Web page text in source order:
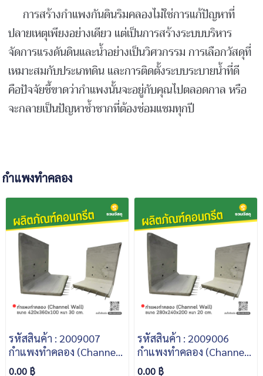
การสร้างกำแพงกันดินริมคลองไม่ใช่การแก้ปัญหาที่
ปลายเหตุเพียงอย่างเดียว แต่เป็นการสร้างระบบบริหาร
จัดการแรงดันดินและน้ำอย่างเป็นวิศวกรรม การเลือกวัสดุที่
เหมาะสมกับประเภทดิน และการติดตั้งระบบระบายน้ำที่ดี
คือปัจจัยชี้ขาดว่ากำแพงนั้นจะอยู่กับคุณไปตลอดกาล หรือ
จะกลายเป็นปัญหาซ้ำซากที่ต้องซ่อมแซมทุกปี
กำแพงทำคลอง
รหัสสินค้า : 2009007
กำแพงทำคลอง (Channel
Wall) ขนาด 420x360x100
0.00 ฿
รหัสสินค้า : 2009006
กำแพงทำคลอง (Channel
Wall) ขนาด 280x240x200
0.00 ฿